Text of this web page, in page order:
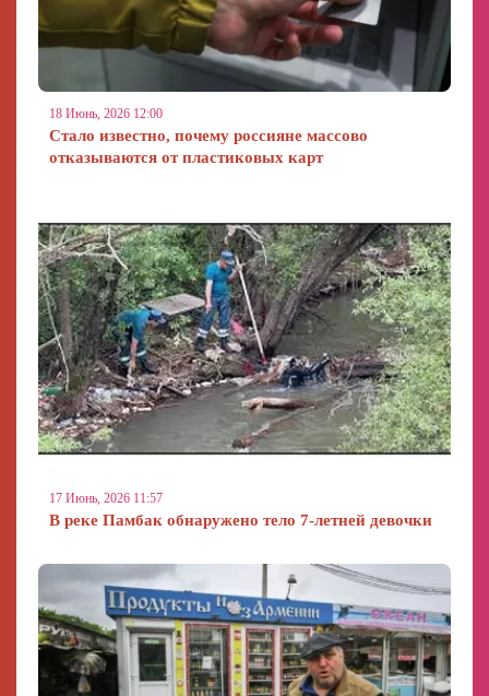
18 Июнь, 2026 12:00
Стало известно, почему россияне массово
отказываются от пластиковых карт
17 Июнь, 2026 11:57
В реке Памбак обнаружено тело 7-летней девочки